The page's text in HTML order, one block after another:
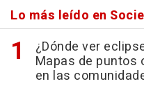
Lo más leído en
¿Dónde ver
Mapas de puntos
en las